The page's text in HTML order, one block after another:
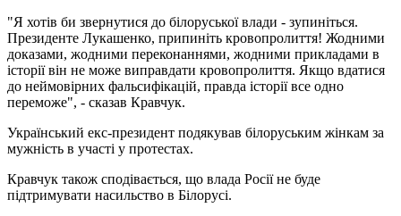
"Я хотів би звернутися до білоруської влади - зупиніться.
Президенте Лукашенко, припиніть кровопролиття! Жодними
доказами, жодними переконаннями, жодними прикладами в
історії він не може виправдати кровопролиття. Якщо вдатися
до неймовірних фальсифікацій, правда історії все одно
переможе", - сказав Кравчук.
Український екс-президент подякував білоруським жінкам за
мужність в участі у протестах.
Кравчук також сподівається, що влада Росії не буде
підтримувати насильство в Білорусі.